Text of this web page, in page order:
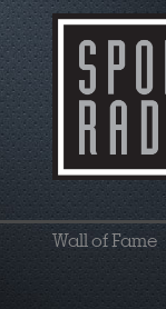
Wall of Fame